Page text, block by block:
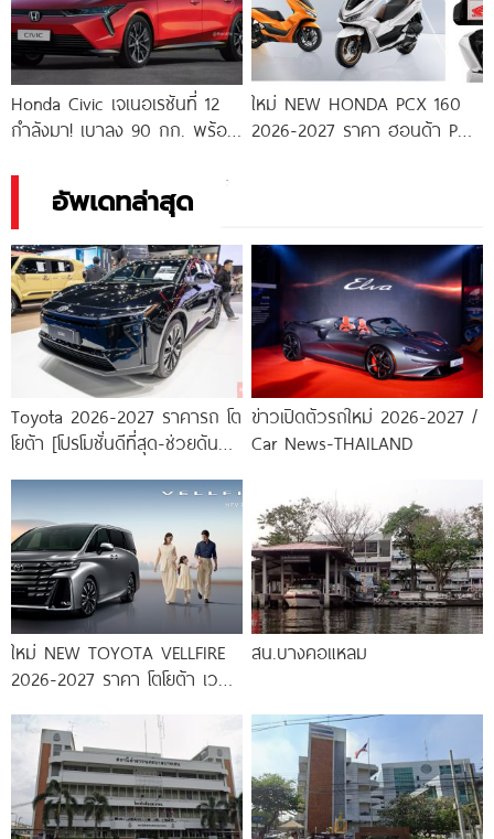
Honda Civic เจเนอเรชันที่ 12
กำลังมา! เบาลง 90 กก. พร้อม
ใหม่ NEW HONDA PCX 160
2026-2027 ราคา ฮอนด้า PCX
อัพเดทล่าสุด
Toyota 2026-2027 ราคารถ โต
โยต้า [โปรโมชั่นดีที่สุด-ช่วยดันทุก
ข่าวเปิดตัวรถใหม่ 2026-2027 /
Car News-THAILAND
ใหม่ NEW TOYOTA VELLFIRE
2026-2027 ราคา โตโยต้า เวล
สน.บางคอแหลม